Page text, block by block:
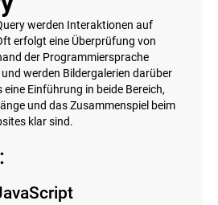
werden Interaktionen auf
erfolgt eine Überprüfung von
der Programmiersprache
werden Bildergalerien darüber
Einführung in beide Bereich,
und das Zusammenspiel beim
klar sind.